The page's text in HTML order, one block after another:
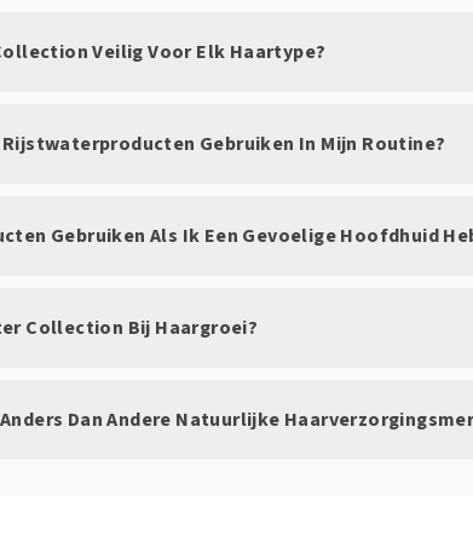
Veilig Voor Elk Haartype?
Rijstwaterproducten Gebruiken In Mijn Routine?
Gebruiken Als Ik Een Gevoelige Hoofdhuid
Collection Bij Haargroei?
Dan Andere Natuurlijke